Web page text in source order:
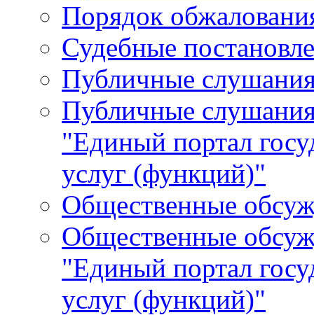
Порядок
Судебные
Публичные
Публичные
"Единый портал
услуг (функций)"
Общественные
Общественные
"Единый портал
услуг (функций)"